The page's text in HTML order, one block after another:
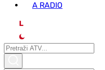
A RADIO
L